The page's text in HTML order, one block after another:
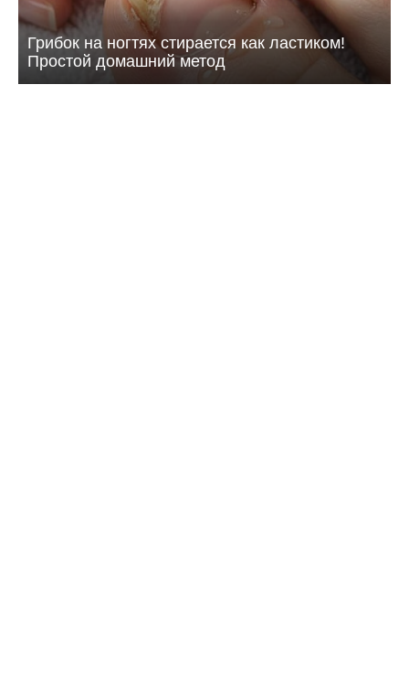
Грибок на ногтях стирается как ластиком!
Простой домашний метод